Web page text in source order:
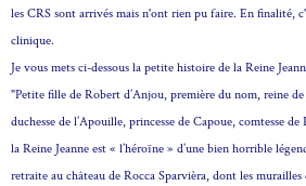
les CRS sont arrivés mais n'ont rien pu faire. En finalité,
clinique.
Je vous mets ci-dessous la petite histoire de la Reine
"Petite fille de Robert d’Anjou, première du nom, reine de
duchesse de l’Apouille, princesse de Capoue, comtesse
la Reine Jeanne est « l’héroïne » d’une bien horrible
retraite au château de Rocca Sparvièra, dont les